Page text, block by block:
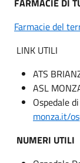
Farmacie del
LINK UTILI
ATS
ASL
Ospedale
monza.it/
NUMERI UTILI